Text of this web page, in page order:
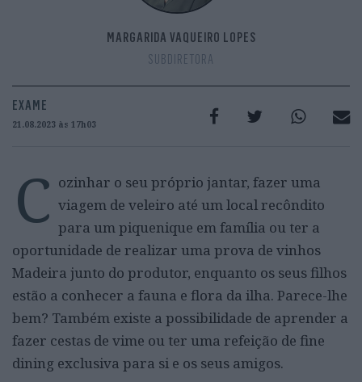
MARGARIDA VAQUEIRO LOPES
SUBDIRETORA
EXAME
21.08.2023 às 17h03
C ozinhar o seu próprio jantar, fazer uma
viagem de veleiro até um local recôndito
para um piquenique em família ou ter a
oportunidade de realizar uma prova de vinhos
Madeira junto do produtor, enquanto os seus filhos
estão a conhecer a fauna e flora da ilha. Parece-lhe
bem? Também existe a possibilidade de aprender a
fazer cestas de vime ou ter uma refeição de fine
dining exclusiva para si e os seus amigos.